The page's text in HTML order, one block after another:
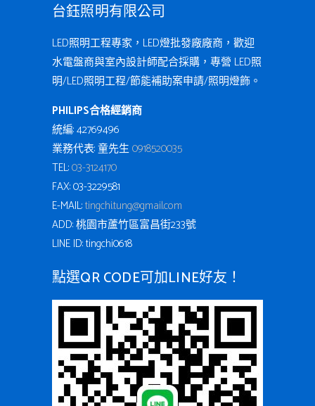
台鈺照明有限公司
LED照明工程專家，LED燈批發廠廠商，歡迎
水電盤商與室內設計師配合採購，專營 LED照
明/LED照明工程/節能補助案申請/照明燈飾。
PHILIPS合格經銷商
統編: 42769496
業務代表: 童先生0918520035
TEL:03-3124170
FAX: 03-3229581
E-MAIL:tingchi.tung@gmail.com
ADD: 桃園市蘆竹區富昌街233號
LINE ID: tingchi0618
點選QR CODE可加LINE好友！